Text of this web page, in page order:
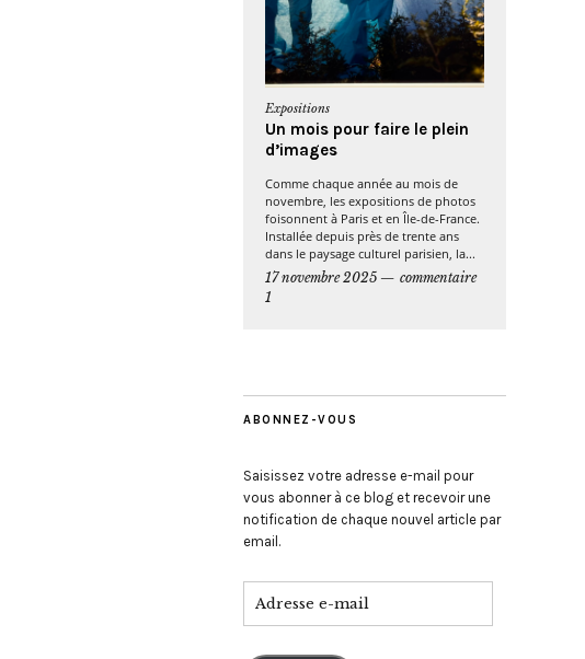
Expositions
Un mois pour faire le plein
d’images
Comme chaque année au mois de
novembre, les expositions de photos
foisonnent à Paris et en Île-de-France.
Installée depuis près de trente ans
dans le paysage culturel parisien, la...
17 novembre 2025
commentaire
1
ABONNEZ-VOUS
Saisissez votre adresse e-mail pour
vous abonner à ce blog et recevoir une
notification de chaque nouvel article par
email.